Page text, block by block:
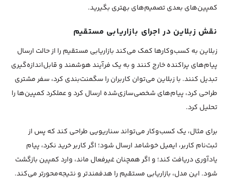
کمپین‌های بعدی تصمیم‌های بهتری بگیرید.
نقش زبلاین در اجرای بازاریابی مستقیم
زبلاین به کسب‌وکارها کمک می‌کند بازاریابی مستقیم را از حالت ارسال
پیام‌های پراکنده خارج کنند و به یک فرآیند هوشمند و قابل‌اندازه‌گیری
تبدیل کنند. با زبلاین می‌توان کاربران را سگمنت‌بندی کرد، سفر مشتری
طراحی کرد، پیام‌های شخصی‌سازی‌شده ارسال کرد و عملکرد کمپین‌ها را
تحلیل کرد.
برای مثال، یک کسب‌وکار می‌تواند سناریویی طراحی کند که پس از
ثبت‌نام کاربر، ایمیل خوشامد ارسال شود؛ اگر کاربر خرید نکرد، پیام
یادآوری دریافت کند؛ و اگر همچنان غیرفعال ماند، وارد کمپین بازگشت
شود. این مدل، بازاریابی مستقیم را هدفمندتر و نتیجه‌محورتر می‌کند.